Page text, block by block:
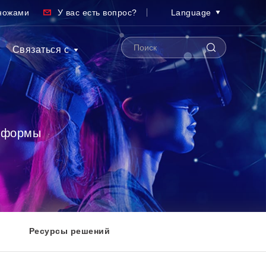
У вас есть вопрос? Language
Связаться с
формы
Ресурсы решений